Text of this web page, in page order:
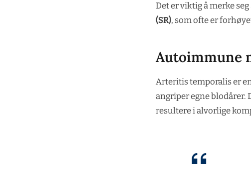
Det er viktig å merke seg
(SR), som ofte er
Autoimmune
Arteritis temporalis er
angriper egne blodårer.
resultere i alvorlige